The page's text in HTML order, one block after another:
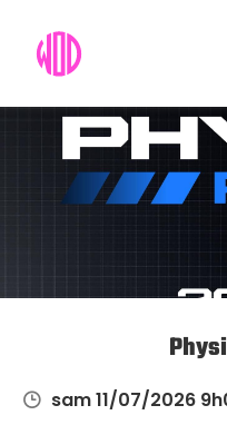
Programmes
Codes
Promo sam 11/07/2026